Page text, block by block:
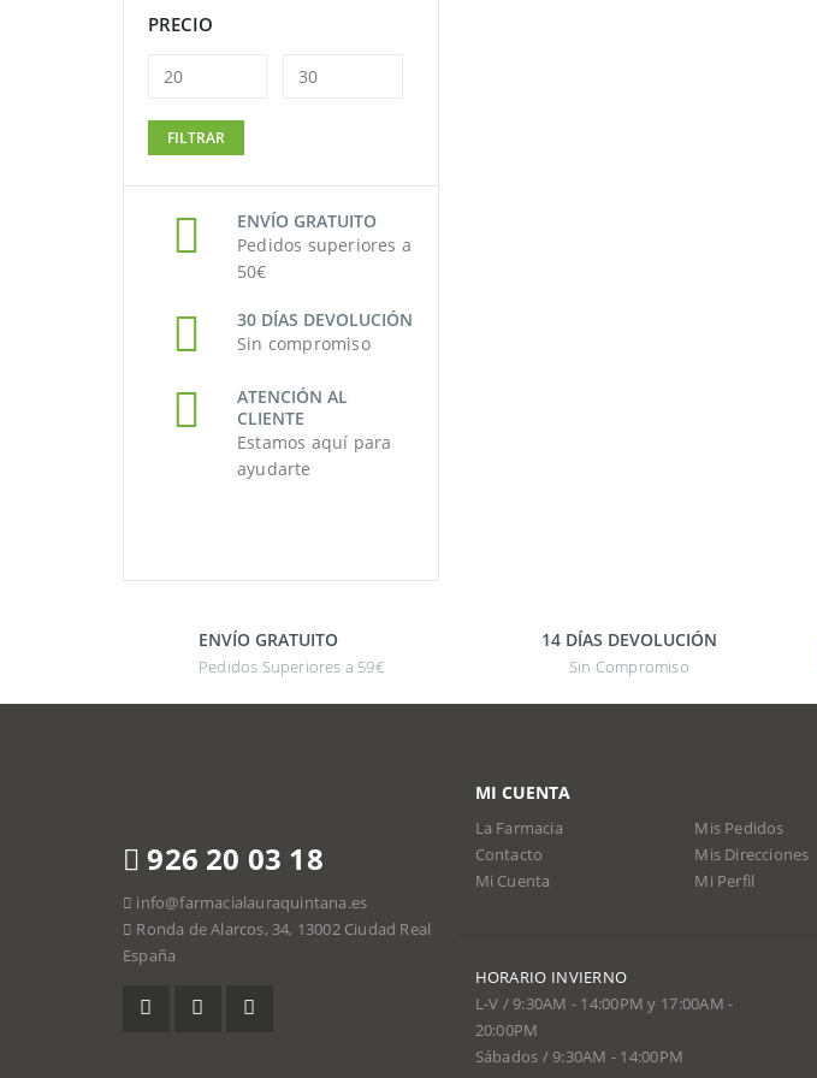
PRECIO
mínimo
máximo
FILTRAR
ENVÍO GRATUITO
Pedidos superiores a
50€
30 DÍAS DEVOLUCIÓN
Sin compromiso
ATENCIÓN AL
CLIENTE
Estamos aquí para
ayudarte
ENVÍO GRATUITO
Pedidos Superiores a 59€
14 DÍAS DEVOLUCIÓN
Sin Compromiso
926 20 03 18
info@farmacialauraquintana.es
Ronda de Alarcos, 34, 13002 Ciudad Real
España
MI CUENTA
La Farmacia
Contacto
Mi Cuenta
Mis Pedidos
Mis Direcciones
Mi Perfil
HORARIO INVIERNO
L-V / 9:30AM - 14:00PM y 17:00AM -
20:00PM
Sábados / 9:30AM - 14:00PM